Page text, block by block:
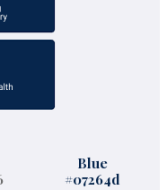
Blue
#07264d